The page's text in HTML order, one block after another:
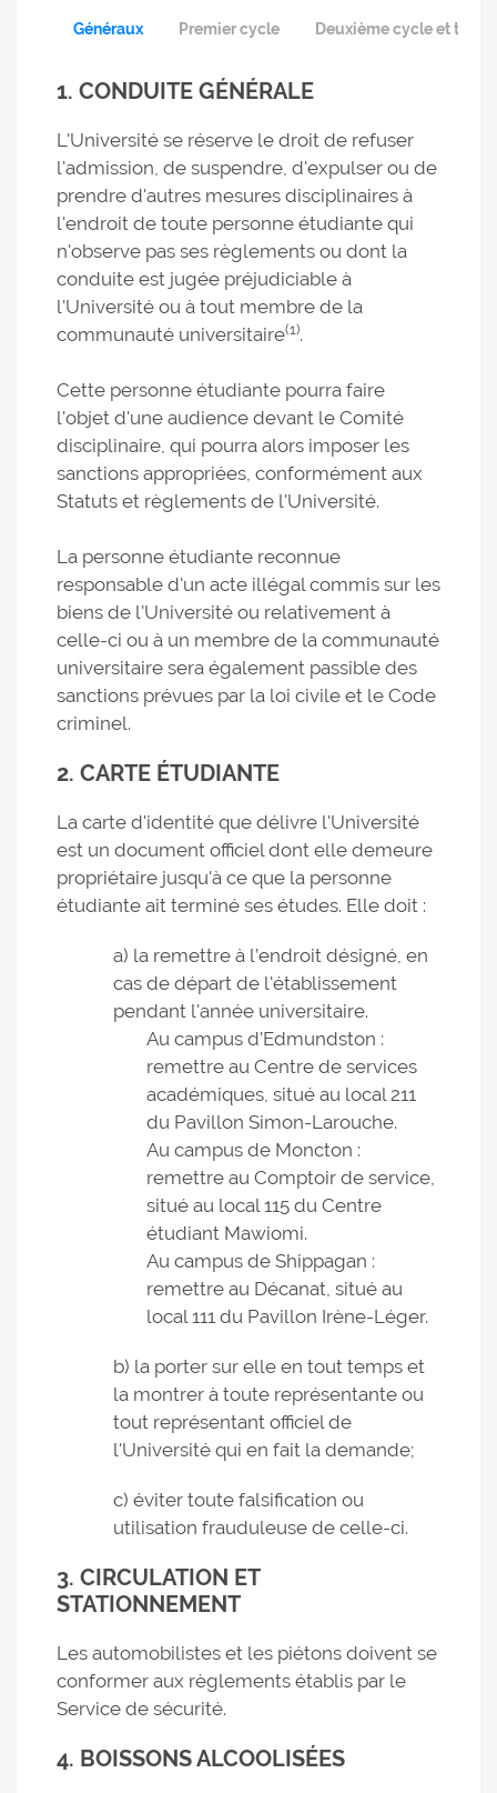
Généraux Premier cycle Deuxième cycle et
1. CONDUITE GÉNÉRALE
L'Université se réserve le droit de refuser
l'admission, de suspendre, d'expulser ou de
prendre d'autres mesures disciplinaires à
l'endroit de toute personne étudiante qui
n'observe pas ses règlements ou dont la
conduite est jugée préjudiciable à
l'Université ou à tout membre de la
communauté universitaire(1).
Cette personne étudiante pourra faire
l'objet d'une audience devant le Comité
disciplinaire, qui pourra alors imposer les
sanctions appropriées, conformément aux
Statuts et règlements de l'Université.
La personne étudiante reconnue
responsable d'un acte illégal commis sur les
biens de l'Université ou relativement à
celle-ci ou à un membre de la communauté
universitaire sera également passible des
sanctions prévues par la loi civile et le Code
criminel.
2. CARTE ÉTUDIANTE
La carte d'identité que délivre l'Université
est un document officiel dont elle demeure
propriétaire jusqu'à ce que la personne
étudiante ait terminé ses études. Elle doit :
a) la remettre à l’endroit désigné, en
cas de départ de l'établissement
pendant l'année universitaire.
Au campus d’Edmundston :
remettre au Centre de services
académiques, situé au local 211
du Pavillon Simon-Larouche.
Au campus de Moncton :
remettre au Comptoir de service,
situé au local 115 du Centre
étudiant Mawiomi.
Au campus de Shippagan :
remettre au Décanat, situé au
local 111 du Pavillon Irène-Léger.
b) la porter sur elle en tout temps et
la montrer à toute représentante ou
tout représentant officiel de
l'Université qui en fait la demande;
c) éviter toute falsification ou
utilisation frauduleuse de celle-ci.
3. CIRCULATION ET
STATIONNEMENT
Les automobilistes et les piétons doivent se
conformer aux règlements établis par le
Service de sécurité.
4. BOISSONS ALCOOLISÉES